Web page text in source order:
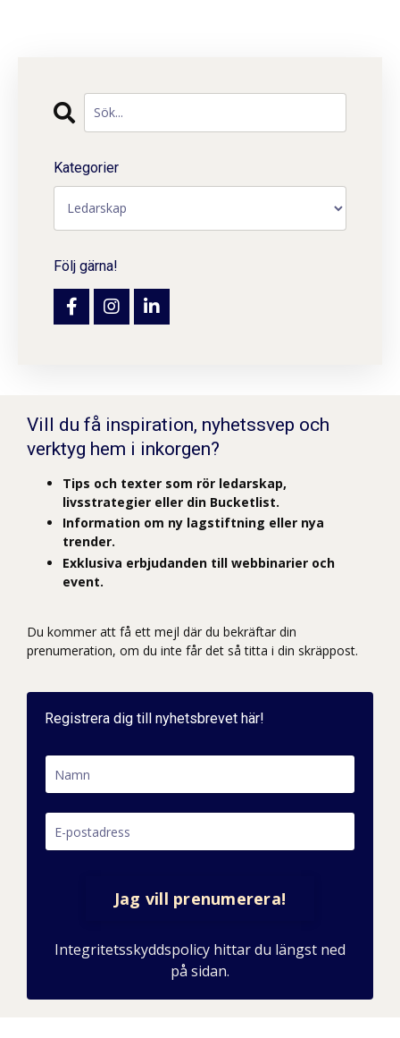
Kategorier
Följ gärna!
Vill du få inspiration, nyhetssvep och
verktyg hem i inkorgen?
Tips och texter som rör ledarskap,
livsstrategier eller din Bucketlist.
Information om ny lagstiftning eller nya
trender.
Exklusiva erbjudanden till webbinarier och
event.
Du kommer att få ett mejl där du bekräftar din
prenumeration, om du inte får det så titta i din skräppost.
Registrera dig till nyhetsbrevet här!
Jag vill prenumerera!
Integritetsskyddspolicy hittar du längst ned
på sidan.